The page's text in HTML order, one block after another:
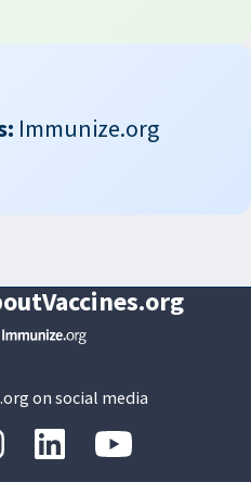
Immunize.org
on social media
“Instagram“LinkedIn